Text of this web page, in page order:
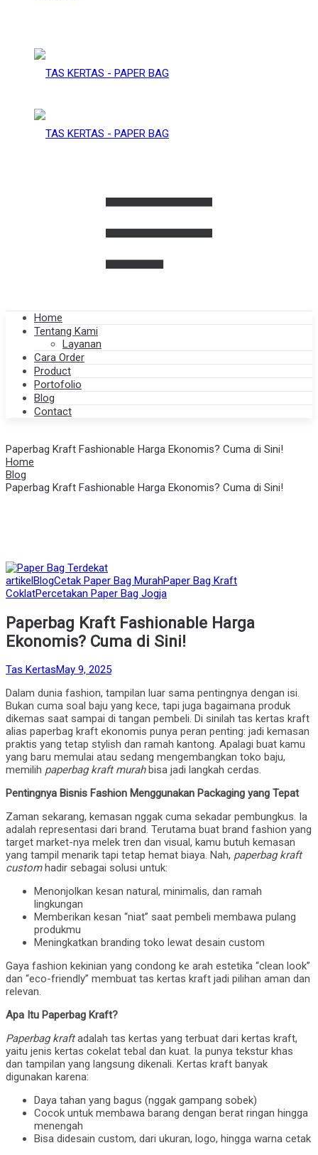
BAG
Home
Tentang Kami
Layanan
Cara Order
Product
Portofolio
Blog
Contact
Paperbag Kraft Fashionable Harga Ekonomis? Cuma di Sini!
Home
Blog
Paperbag Kraft Fashionable Harga Ekonomis? Cuma di Sini!
Posted
in
artikelBlogCetak Paper Bag MurahPaper Bag Kraft
CoklatPercetakan Paper Bag Jogja
Paperbag Kraft Fashionable Harga
Ekonomis? Cuma di Sini!
by
Tas KertasPosted
May 9, 2025
Dalam dunia fashion, tampilan luar sama pentingnya dengan isi.
Bukan cuma soal baju yang kece, tapi juga bagaimana produk
dikemas saat sampai di tangan pembeli. Di sinilah tas kertas kraft
alias paperbag kraft ekonomis punya peran penting: jadi kemasan
praktis yang tetap stylish dan ramah kantong. Apalagi buat kamu
yang baru memulai atau sedang mengembangkan toko baju,
memilih paperbag kraft murahbisa jadi langkah cerdas.
Pentingnya Bisnis Fashion Menggunakan Packaging yang Tepat
Zaman sekarang, kemasan nggak cuma sekadar pembungkus. Ia
adalah representasi dari brand. Terutama buat brand fashion yang
target market-nya melek tren dan visual, kamu butuh kemasan
yang tampil menarik tapi tetap hemat biaya. Nah, paperbag kraft
customhadir sebagai solusi untuk:
Menonjolkan kesan natural, minimalis, dan ramah
lingkungan
Memberikan kesan “niat” saat pembeli membawa pulang
produkmu
Meningkatkan branding toko lewat desain custom
Gaya fashion kekinian yang condong ke arah estetika “clean look”
dan “eco-friendly” membuat tas kertas kraft jadi pilihan aman dan
relevan.
Apa Itu Paperbag Kraft?
Paperbag kraftadalah tas kertas yang terbuat dari kertas kraft,
yaitu jenis kertas cokelat tebal dan kuat. Ia punya tekstur khas
dan tampilan yang langsung dikenali. Kertas kraft banyak
digunakan karena:
Daya tahan yang bagus (nggak gampang sobek)
Cocok untuk membawa barang dengan berat ringan hingga
menengah
Bisa didesain custom, dari ukuran, logo, hingga warna cetak